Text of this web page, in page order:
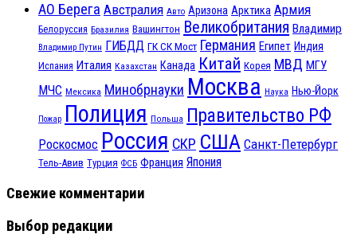
АО Берега Австралия Авто Аризона Арктика Армия
Белоруссия Бразилия Вашингтон Великобритания Владимир
Владимир Путин ГИБДД ГК СК Мост Германия Египет Индия
Испания Италия Казахстан Канада Китай Корея МВД МГУ
МЧС Мексика Минобрнауки Москва Наука Нью-Йорк
Пожар Полиция Польша Правительство РФ
Роскосмос Россия СКР США Санкт-Петербург
Тель-Авив Турция ФСБ Франция Япония
Свежие комментарии
Выбор редакции